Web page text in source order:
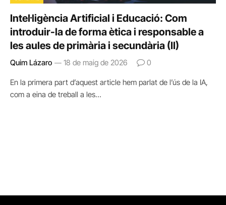
Intel·ligència Artificial i Educació: Com
introduir-la de forma ètica i responsable a
les aules de primària i secundària (II)
Quim Lázaro 18 de maig de 2026 0
En la primera part d’aquest article hem parlat de l’ús de la IA,
com a eina de treball a les…